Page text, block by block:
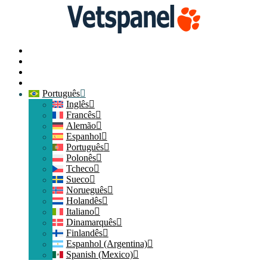
Português
Inglês
Francês
Alemão
Espanhol
Português
Polonês
Tcheco
Sueco
Norueguês
Holandês
Italiano
Dinamarquês
Finlandês
Espanhol (Argentina)
Spanish (Mexico)